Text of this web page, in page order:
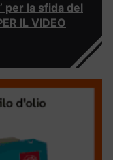
per la sfida del
IL VIDEO